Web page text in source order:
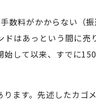
数料がかからない（
はあっという間に売
して以来、すでに
ます。先述したカゴ